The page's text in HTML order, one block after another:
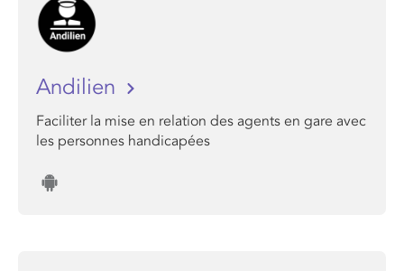
Andilien
Faciliter la mise en relation des agents en gare avec
les personnes handicapées